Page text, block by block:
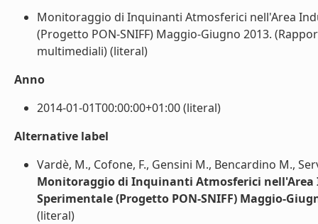
Monitoraggio di Inquinanti Atmosferici nell'Area
(Progetto PON-SNIFF) Maggio-Giugno 2013.
multimediali) (literal)
Anno
2014-01-01T00:00:00+01:00 (literal)
Alternative label
Vardè, M., Cofone, F., Gensini M., Bencardino M.,
Monitoraggio di Inquinanti Atmosferici nell'Area
Sperimentale (Progetto PON-SNIFF) Maggio-
(literal)